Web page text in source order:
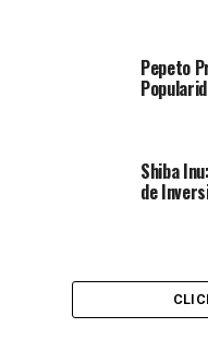
Pepeto
Shiba
de